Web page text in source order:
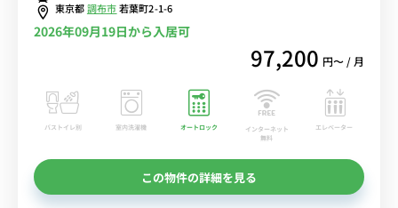
東京都調布市若葉町2-1-6
2026年09月19日から入居可
97,200 円〜 / 月
バストイレ別 室内洗濯機 オートロック
インターネット
無料
エレベーター
この物件の詳細を見る